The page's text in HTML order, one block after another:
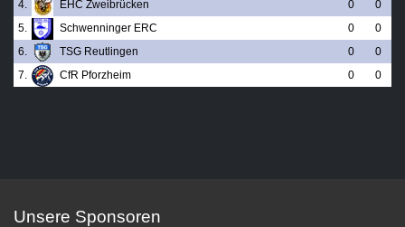
4.
EHC Zweibrücken 0
0
5.
Schwenninger ERC 0
0
6.
TSG Reutlingen 0
0
7.
CfR Pforzheim 0 0
Unsere Sponsoren